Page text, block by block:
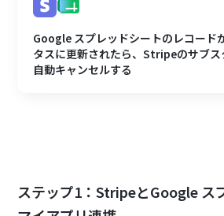
Google スプレッドシートのレコード
タスに更新されたら、Stripeのサブス
自動キャンセルする
ステップ1：StripeとGoogle ス